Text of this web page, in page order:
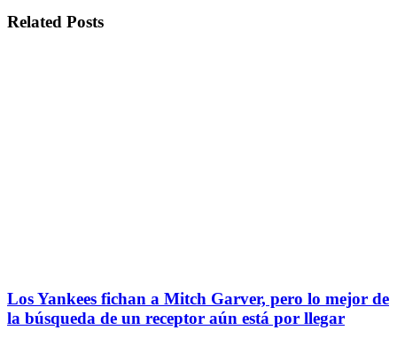
Related Posts
Los Yankees fichan a Mitch Garver, pero lo mejor de
la búsqueda de un receptor aún está por llegar